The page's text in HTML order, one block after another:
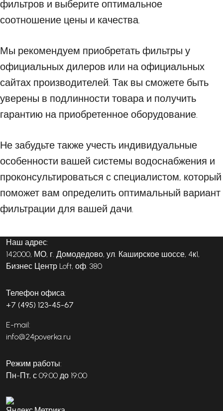
фильтров и выберите оптимальное
соотношение цены и качества.
Мы рекомендуем приобретать фильтры у
официальных дилеров или на официальных
сайтах производителей. Так вы сможете быть
уверены в подлинности товара и получить
гарантию на приобретенное оборудование.
Не забудьте также учесть индивидуальные
особенности вашей системы водоснабжения и
проконсультироваться с специалистом, который
поможет вам определить оптимальный вариант
фильтрации для вашей дачи.
Наш адрес:
142000, МО, г. Домодедово, ул. Каширское шоссе, 4к1,
Бизнес Центр Loft, оф. 380
Телефон офиса:
+7 (495) 123-45-67
E-mail:
info@24poverka.ru
Режим работы:
Пн-Пт, с 09:00 до 19:00